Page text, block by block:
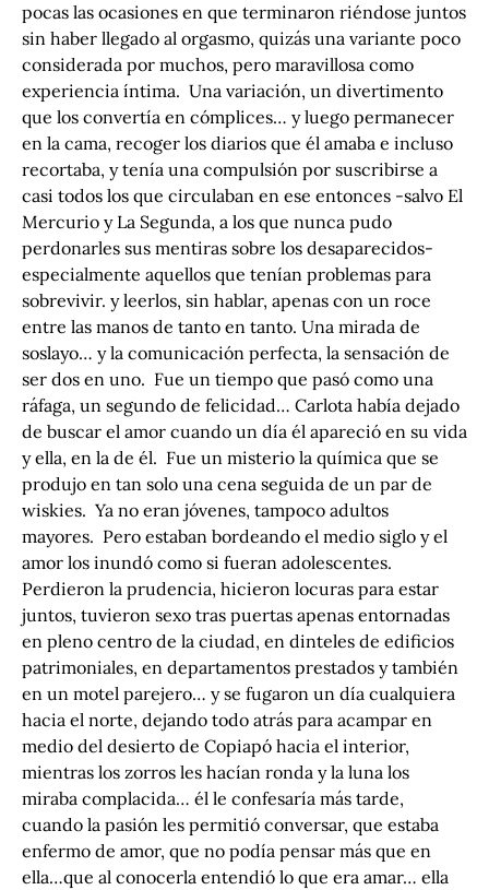
pocas las ocasiones en que terminaron riéndose juntos
sin haber llegado al orgasmo, quizás una variante poco
considerada por muchos, pero maravillosa como
experiencia íntima. Una variación, un divertimento
que los convertía en cómplices… y luego permanecer
en la cama, recoger los diarios que él amaba e incluso
recortaba, y tenía una compulsión por suscribirse a
casi todos los que circulaban en ese entonces -salvo El
Mercurio y La Segunda, a los que nunca pudo
perdonarles sus mentiras sobre los desaparecidos-
especialmente aquellos que tenían problemas para
sobrevivir. y leerlos, sin hablar, apenas con un roce
entre las manos de tanto en tanto. Una mirada de
soslayo… y la comunicación perfecta, la sensación de
ser dos en uno. Fue un tiempo que pasó como una
ráfaga, un segundo de felicidad… Carlota había dejado
de buscar el amor cuando un día él apareció en su vida
y ella, en la de él. Fue un misterio la química que se
produjo en tan solo una cena seguida de un par de
wiskies. Ya no eran jóvenes, tampoco adultos
mayores. Pero estaban bordeando el medio siglo y el
amor los inundó como si fueran adolescentes.
Perdieron la prudencia, hicieron locuras para estar
juntos, tuvieron sexo tras puertas apenas entornadas
en pleno centro de la ciudad, en dinteles de edificios
patrimoniales, en departamentos prestados y también
en un motel parejero… y se fugaron un día cualquiera
hacia el norte, dejando todo atrás para acampar en
medio del desierto de Copiapó hacia el interior,
mientras los zorros les hacían ronda y la luna los
miraba complacida… él le confesaría más tarde,
cuando la pasión les permitió conversar, que estaba
enfermo de amor, que no podía pensar más que en
ella…que al conocerla entendió lo que era amar… ella